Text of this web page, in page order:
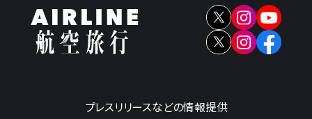
プレスリリースなどの情報提供